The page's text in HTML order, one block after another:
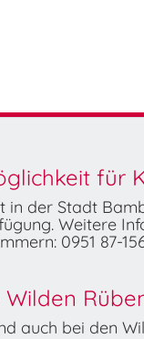
für
in der Stadt
Weitere
0951 87-
auch bei den